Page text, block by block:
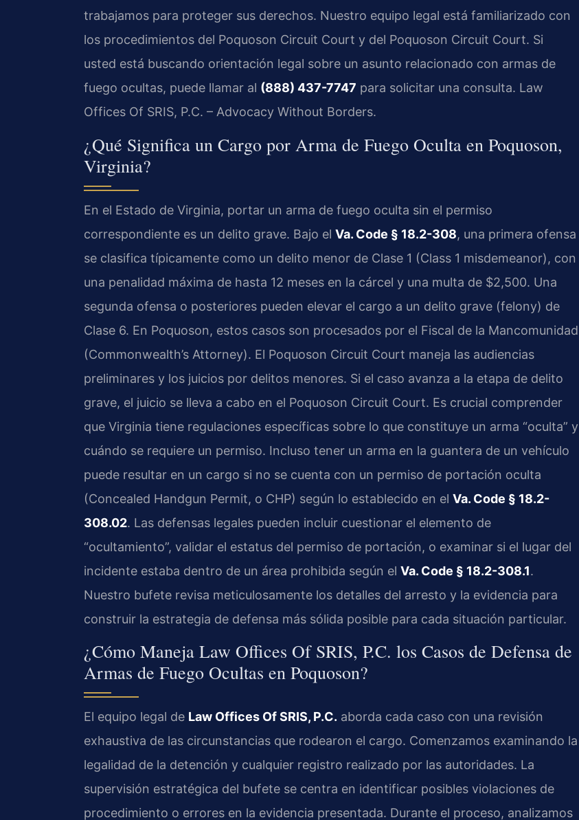
trabajamos para proteger sus derechos. Nuestro equipo legal está familiarizado con
los procedimientos del Poquoson Circuit Court y del Poquoson Circuit Court. Si
usted está buscando orientación legal sobre un asunto relacionado con armas de
fuego ocultas, puede llamar al (888) 437-7747 para solicitar una consulta. Law
Offices Of SRIS, P.C. – Advocacy Without Borders.
¿Qué Significa un Cargo por Arma de Fuego Oculta en Poquoson,
Virginia?
En el Estado de Virginia, portar un arma de fuego oculta sin el permiso
correspondiente es un delito grave. Bajo el Va. Code § 18.2-308, una primera ofensa
se clasifica típicamente como un delito menor de Clase 1 (Class 1 misdemeanor), con
una penalidad máxima de hasta 12 meses en la cárcel y una multa de $2,500. Una
segunda ofensa o posteriores pueden elevar el cargo a un delito grave (felony) de
Clase 6. En Poquoson, estos casos son procesados por el Fiscal de la Mancomunidad
(Commonwealth’s Attorney). El Poquoson Circuit Court maneja las audiencias
preliminares y los juicios por delitos menores. Si el caso avanza a la etapa de delito
grave, el juicio se lleva a cabo en el Poquoson Circuit Court. Es crucial comprender
que Virginia tiene regulaciones específicas sobre lo que constituye un arma “oculta” y
cuándo se requiere un permiso. Incluso tener un arma en la guantera de un vehículo
puede resultar en un cargo si no se cuenta con un permiso de portación oculta
(Concealed Handgun Permit, o CHP) según lo establecido en el Va. Code § 18.2-
308.02. Las defensas legales pueden incluir cuestionar el elemento de
“ocultamiento”, validar el estatus del permiso de portación, o examinar si el lugar del
incidente estaba dentro de un área prohibida según el Va. Code § 18.2-308.1.
Nuestro bufete revisa meticulosamente los detalles del arresto y la evidencia para
construir la estrategia de defensa más sólida posible para cada situación particular.
¿Cómo Maneja Law Offices Of SRIS, P.C. los Casos de Defensa de
Armas de Fuego Ocultas en Poquoson?
El equipo legal de Law Offices Of SRIS, P.C. aborda cada caso con una revisión
exhaustiva de las circunstancias que rodearon el cargo. Comenzamos examinando la
legalidad de la detención y cualquier registro realizado por las autoridades. La
supervisión estratégica del bufete se centra en identificar posibles violaciones de
procedimiento o errores en la evidencia presentada. Durante el proceso, analizamos